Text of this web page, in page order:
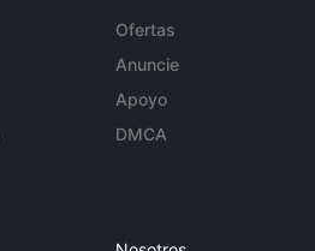
Ofertas
Anuncie
Apoyo
DMCA